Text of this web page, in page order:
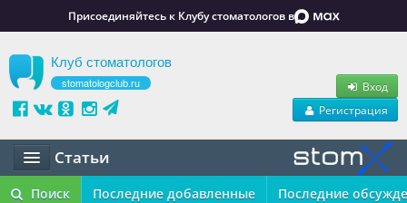
Присоединяйтесь к Клубу стоматологов в
Клуб стоматологов
stomatologclub.ru
Вход
Регистрация
Статьи
Статьи
Поиск Последние добавленные Последние